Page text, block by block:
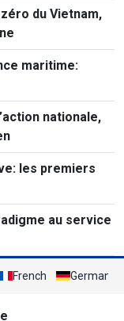
du Vietnam,
maritime:
nationale,
les premiers
au service
French German